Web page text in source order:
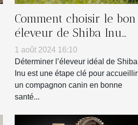
Comment choisir le bon
éleveur de Shiba Inu
pour vous
1 août 2024 16:10
Déterminer l’éleveur idéal de Shiba
Inu est une étape clé pour accueillir
un compagnon canin en bonne
santé...